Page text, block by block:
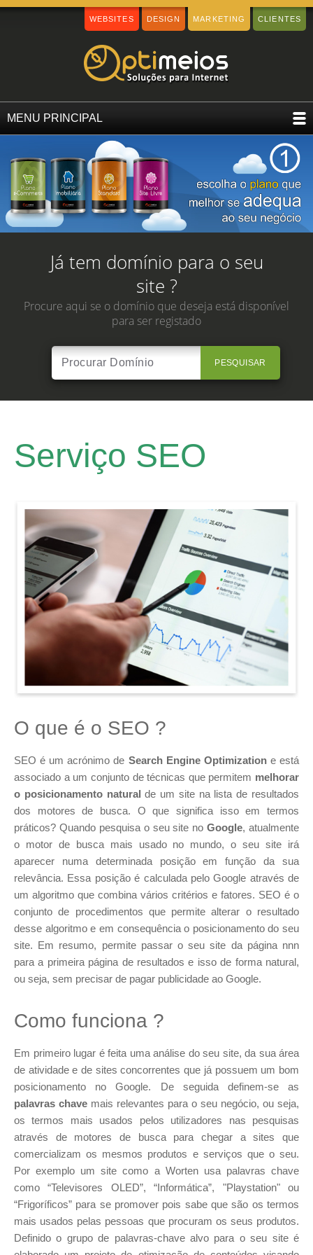
CLIENTES
MARKETING
DESIGN
WEBSITES
MENU PRINCIPAL
Já tem domínio para o seu
site ?
Procure aqui se o domínio que deseja está disponível
para ser registado
PESQUISAR
Serviço SEO
O que é o SEO ?
SEO é um acrónimo de Search Engine Optimizatione está
associado a um conjunto de técnicas que permitem melhorar
o posicionamento natural de um site na lista de resultados
dos motores de busca. O que significa isso em termos
práticos? Quando pesquisa o seu site noGoogle, atualmente
o motor de busca mais usado no mundo, o seu site irá
aparecer numa determinada posição em função da sua
relevância. Essa posição é calculada pelo Google através de
um algoritmo que combina vários critérios e fatores. SEO é o
conjunto de procedimentos que permite alterar o resultado
desse algoritmo e em consequência o posicionamento do seu
site. Em resumo, permite passar o seu site da página nnn
para a primeira página de resultados e isso de forma natural,
ou seja, sem precisar de pagar publicidade ao Google.
Como funciona ?
Em primeiro lugar é feita uma análise do seu site, da sua área
de atividade e de sites concorrentes que já possuem um bom
posicionamento no Google. De seguida definem-se as
palavras chave mais relevantes para o seu negócio, ou seja,
os termos mais usados pelos utilizadores nas pesquisas
através de motores de busca para chegar a sites que
comercializam os mesmos produtos e serviços que o seu.
Por exemplo um site como a Worten usa palavras chave
como “Televisores OLED”, “Informática”, "Playstation" ou
“Frigoríficos” para se promover pois sabe que são os termos
mais usados pelas pessoas que procuram os seus produtos.
Definido o grupo de palavras-chave alvo para o seu site é